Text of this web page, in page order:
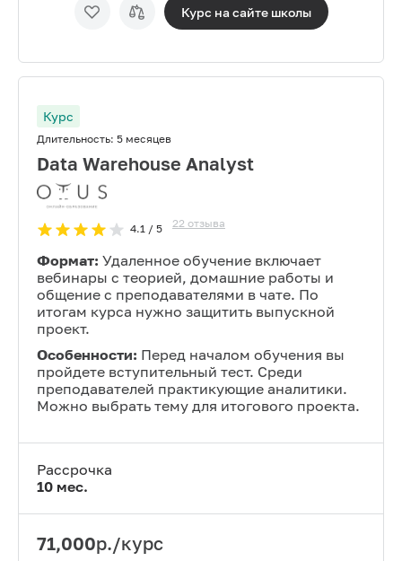
Курс на сайте школы
Курс
Длительность: 5 месяцев
Data Warehouse Analyst
4.1/ 5 22 отзыва
Формат: Удаленное обучение включает
вебинары с теорией, домашние работы и
общение с преподавателями в чате. По
итогам курса нужно защитить выпускной
проект.
Особенности: Перед началом обучения вы
пройдете вступительный тест. Среди
преподавателей практикующие аналитики.
Можно выбрать тему для итогового проекта.
Рассрочка
10 мес.
71,000р./курс